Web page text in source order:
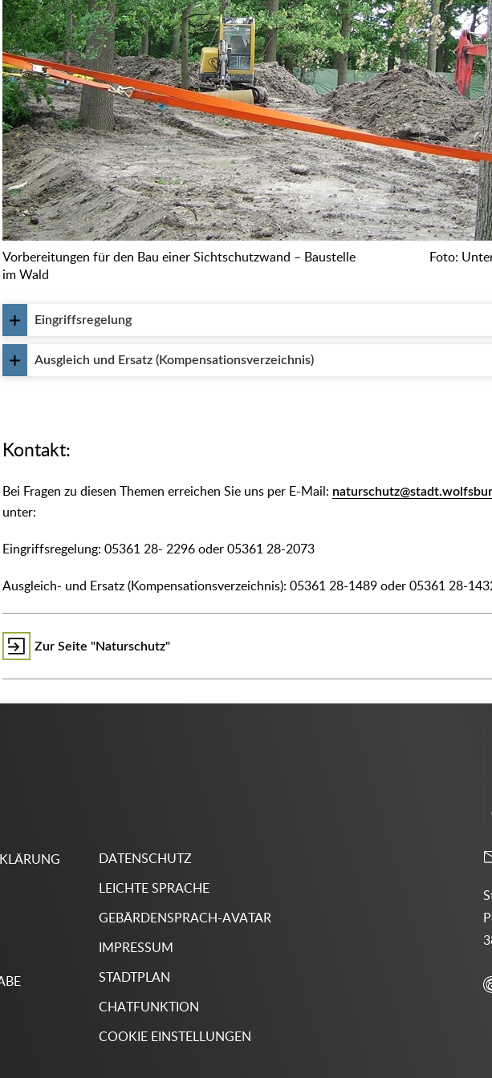
Vorbereitungen für den Bau einer Sichtschutzwand – Baustelle
im Wald
Foto:
Eingriffsregelung
Ausgleich und Ersatz (Kompensationsverzeichnis)
Kontakt:
Bei Fragen zu diesen Themen erreichen Sie uns per E-Mail:
unter:
Eingriffsregelung: 05361 28- 2296 oder 05361 28-2073
Ausgleich- und Ersatz (Kompensationsverzeichnis): 05361 28-1489 oder 05361 28-
Zur Seite "Naturschutz"
DATENSCHUTZ
LEICHTE SPRACHE
GEBÄRDENSPRACH-AVATAR
IMPRESSUM
STADTPLAN
CHATFUNKTION
COOKIE EINSTELLUNGEN